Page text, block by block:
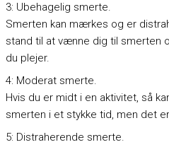
3: Ubehagelig smerte.
Smerten kan mærkes og er
stand til at vænne dig til smerten
du plejer.
4: Moderat smerte.
Hvis du er midt i en aktivitet, så
smerten i et stykke tid, men det
5: Distraherende smerte.